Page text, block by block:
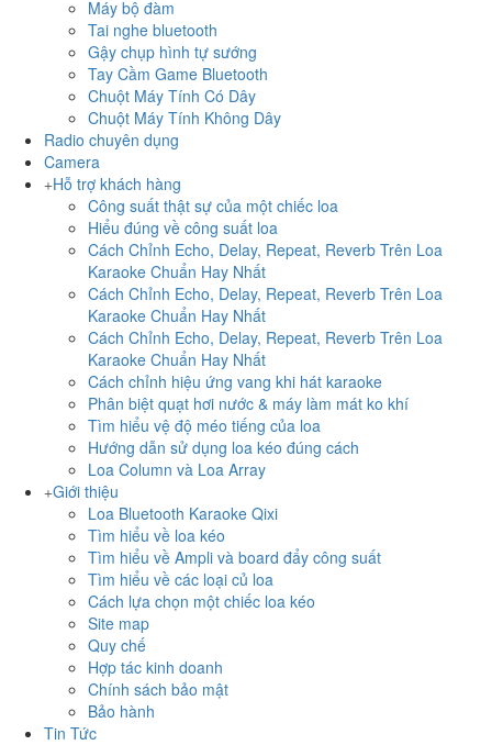
Máy bộ đàm
Tai nghe bluetooth
Gậy chụp hình tự sướng
Tay Cầm Game Bluetooth
Chuột Máy Tính Có Dây
Chuột Máy Tính Không Dây
Radio chuyên dụng
Camera
Hỗ trợ khách hàng
Công suất thật sự của một chiếc loa
Hiểu đúng về công suất loa
Cách Chỉnh Echo, Delay, Repeat, Reverb Trên Loa
Karaoke Chuẩn Hay Nhất
Cách Chỉnh Echo, Delay, Repeat, Reverb Trên Loa
Karaoke Chuẩn Hay Nhất
Cách Chỉnh Echo, Delay, Repeat, Reverb Trên Loa
Karaoke Chuẩn Hay Nhất
Cách chỉnh hiệu ứng vang khi hát karaoke
Phân biệt quạt hơi nước & máy làm mát ko khí
Tìm hiểu vệ độ méo tiếng của loa
Hướng dẫn sử dụng loa kéo đúng cách
Loa Column và Loa Array
Giới thiệu
Loa Bluetooth Karaoke Qixi
Tìm hiểu về loa kéo
Tìm hiểu về Ampli và board đẩy công suất
Tìm hiểu về các loại củ loa
Cách lựa chọn một chiếc loa kéo
Site map
Quy chế
Hợp tác kinh doanh
Chính sách bảo mật
Bảo hành
Tin Tức